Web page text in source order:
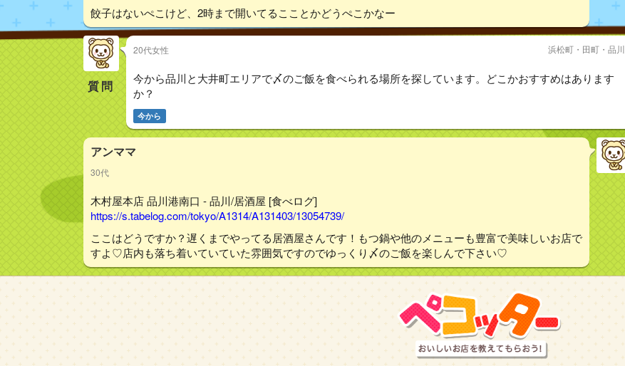
餃子はないぺこけど、2時まで開いてるこことかどうぺこかなー
質問
20代女性 浜松町・田町・品川
今から品川と大井町エリアで〆のご飯を食べられる場所を探しています。どこかおすすめはあります
か？
今から
アンママ
30代
木村屋本店 品川港南口 - 品川/居酒屋 [食べログ]
https://s.tabelog.com/tokyo/A1314/A131403/13054739/
ここはどうですか？遅くまでやってる居酒屋さんです！もつ鍋や他のメニューも豊富で美味しいお店で
すよ♡店内も落ち着いていていた雰囲気ですのでゆっくり〆のご飯を楽しんで下さい♡